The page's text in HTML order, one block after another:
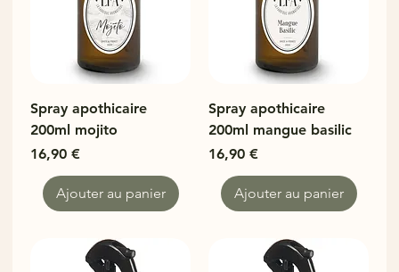
Spray apothicaire
200ml mojito
Prix
16,90 €
Ajouter au panier
Spray apothicaire
200ml mangue basilic
Prix
16,90 €
Ajouter au panier